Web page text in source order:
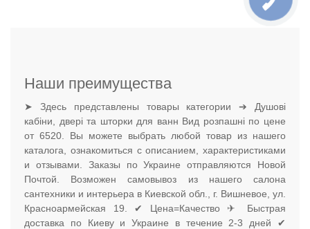
Наши преимущества
➤ Здесь представлены товары категории ➔ Душові
кабіни, двері та шторки для ванн Вид розпашні по цене
от 6520. Вы можете выбрать любой товар из нашего
каталога, ознакомиться с описанием, характеристиками
и отзывами. Заказы по Украине отправляются Новой
Почтой. Возможен самовывоз из нашего салона
сантехники и интерьера в Киевской обл., г. Вишневое, ул.
Красноармейская 19. ✔ Цена=Качество ✈ Быстрая
доставка по Киеву и Украине в течение 2-3 дней ✔